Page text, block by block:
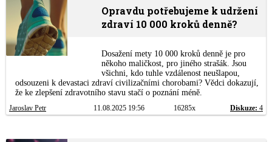
Opravdu potřebujeme k udržení
zdraví 10 000 kroků denně?
Dosažení mety 10 000 kroků denně je pro
někoho maličkost, pro jiného strašák. Jsou
všichni, kdo tuhle vzdálenost neušlapou,
odsouzeni k devastaci zdraví civilizačními chorobami? Vědci dokazují,
že ke zlepšení zdravotního stavu stačí o poznání méně.
Jaroslav Petr 11.08.2025 19:56 16285x Diskuze: 4